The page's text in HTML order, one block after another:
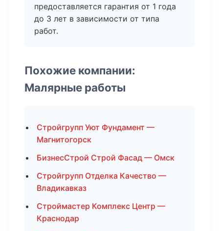
предоставляется гарантия от 1 года
до 3 лет в зависимости от типа
работ.
Похожие компании:
Малярные работы
Стройгрупп Уют Фундамент —
Магнитогорск
БизнесСтрой Строй Фасад — Омск
Стройгрупп Отделка Качество —
Владикавказ
Строймастер Комплекс Центр —
Краснодар